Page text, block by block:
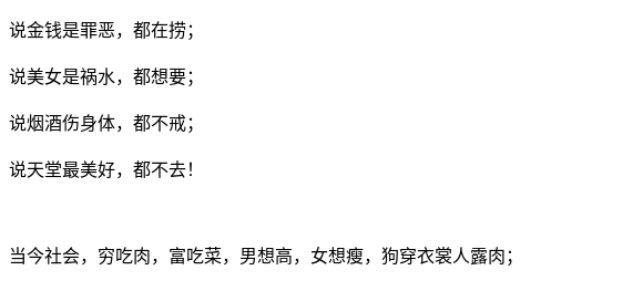
说金钱是罪恶，都在捞；
说美女是祸水，都想要；
说烟酒伤身体，都不戒；
说天堂最美好，都不去！
当今社会，穷吃肉，富吃菜，男想高，女想瘦，狗穿衣裳人露肉；